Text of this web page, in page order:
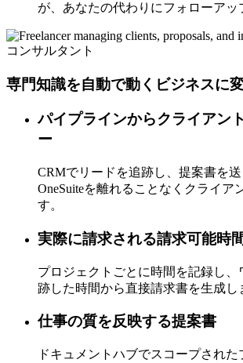
が、あなたの代わりにフォローアッ
コンサルタント
専門知識を自動で動くビジネスに
パイプラインからクライアン
ー
CRMでリードを追跡し、提案書を送
OneSuiteを離れることなくクライア
す。
実際に請求される請求可能時
プロジェクトごとに時間を記録し、
跡した時間から直接請求書を生成し
仕事の質を反映する提案書
ドキュメントハブでスコープされ